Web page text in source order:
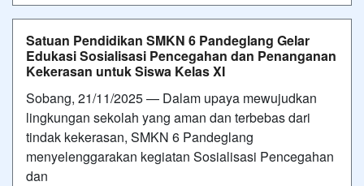
Satuan Pendidikan SMKN 6 Pandeglang Gelar
Edukasi Sosialisasi Pencegahan dan Penanganan
Kekerasan untuk Siswa Kelas XI
Sobang, 21/11/2025 — Dalam upaya mewujudkan
lingkungan sekolah yang aman dan terbebas dari
tindak kekerasan, SMKN 6 Pandeglang
menyelenggarakan kegiatan Sosialisasi Pencegahan
dan